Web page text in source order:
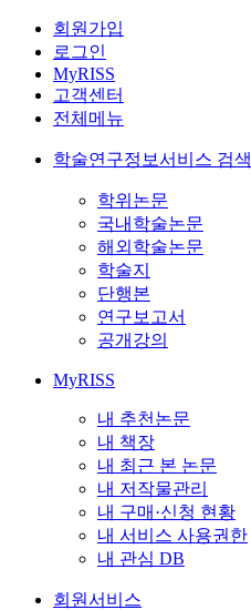
회원가입
로그인
MyRISS
고객센터
전체메뉴
학술연구정보서비스 검색
학위논문
국내학술논문
해외학술논문
학술지
단행본
연구보고서
공개강의
MyRISS
내 추천논문
내 책장
내 최근 본 논문
내 저작물관리
내 구매·신청 현황
내 서비스 사용권한
내 관심 DB
회원서비스